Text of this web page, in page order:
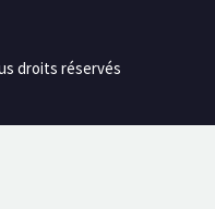
droits réservés